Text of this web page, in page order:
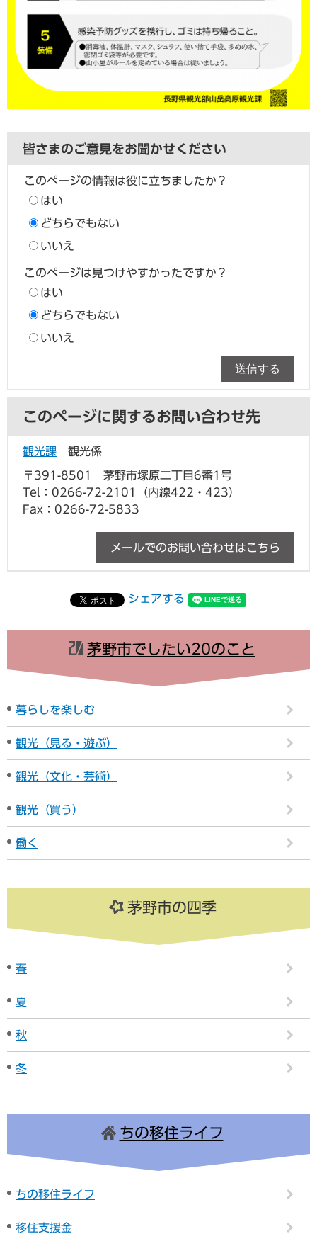
皆さまのご意見をお聞かせください
このページの情報は役に立ちましたか？
はい
どちらでもない
いいえ
このページは見つけやすかったですか？
はい
どちらでもない
いいえ
このページに関するお問い合わせ先
観光課 観光係
〒391-8501
茅野市塚原二丁目6番1号
Tel：0266-72-2101（内線422・423）
Fax：0266-72-5833
メールでのお問い合わせはこちら
シェアする
茅野市でしたい20のこと
暮らしを楽しむ
観光（見る・遊ぶ）
観光（文化・芸術）
観光（買う）
働く
茅野市の四季
春
夏
秋
冬
ちの移住ライフ
ちの移住ライフ
移住支援金